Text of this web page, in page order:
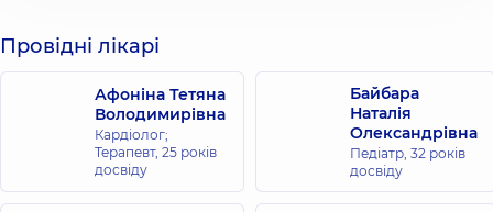
Провідні лікарі
Афоніна Тетяна
Володимирівна
Кардіолог;
Терапевт, 25 років
досвіду
Байбара
Наталія
Олександрівна
Педіатр, 32 років
досвіду